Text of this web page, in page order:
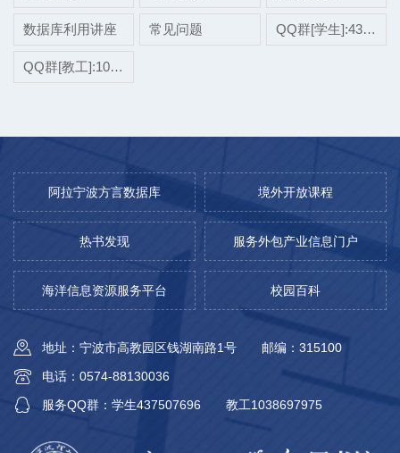
数据库利用讲座 常见问题 QQ群[学生]:437507696
QQ群[教工]:1038697975
阿拉宁波方言数据库 境外开放课程
热书发现 服务外包产业信息门户
海洋信息资源服务平台 校园百科
地址：宁波市高教园区钱湖南路1号
邮编：315100
电话：0574-88130036
服务QQ群：学生437507696
教工1038697975